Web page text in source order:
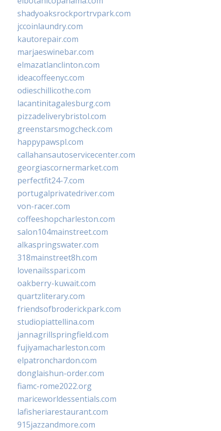
shadyoaksrockportrvpark.com
jccoinlaundry.com
kautorepair.com
marjaeswinebar.com
elmazatlanclinton.com
ideacoffeenyc.com
odieschillicothe.com
lacantinitagalesburg.com
pizzadeliverybristol.com
greenstarsmogcheck.com
happypawspl.com
callahansautoservicecenter.com
georgiascornermarket.com
perfectfit24-7.com
portugalprivatedriver.com
von-racer.com
coffeeshopcharleston.com
salon104mainstreet.com
alkaspringswater.com
318mainstreet8h.com
lovenailsspari.com
oakberry-kuwait.com
quartzliterary.com
friendsofbroderickpark.com
studiopiattellina.com
jannagrillspringfield.com
fujiyamacharleston.com
elpatronchardon.com
donglaishun-order.com
fiamc-rome2022.org
mariceworldessentials.com
lafisheriarestaurant.com
915jazzandmore.com